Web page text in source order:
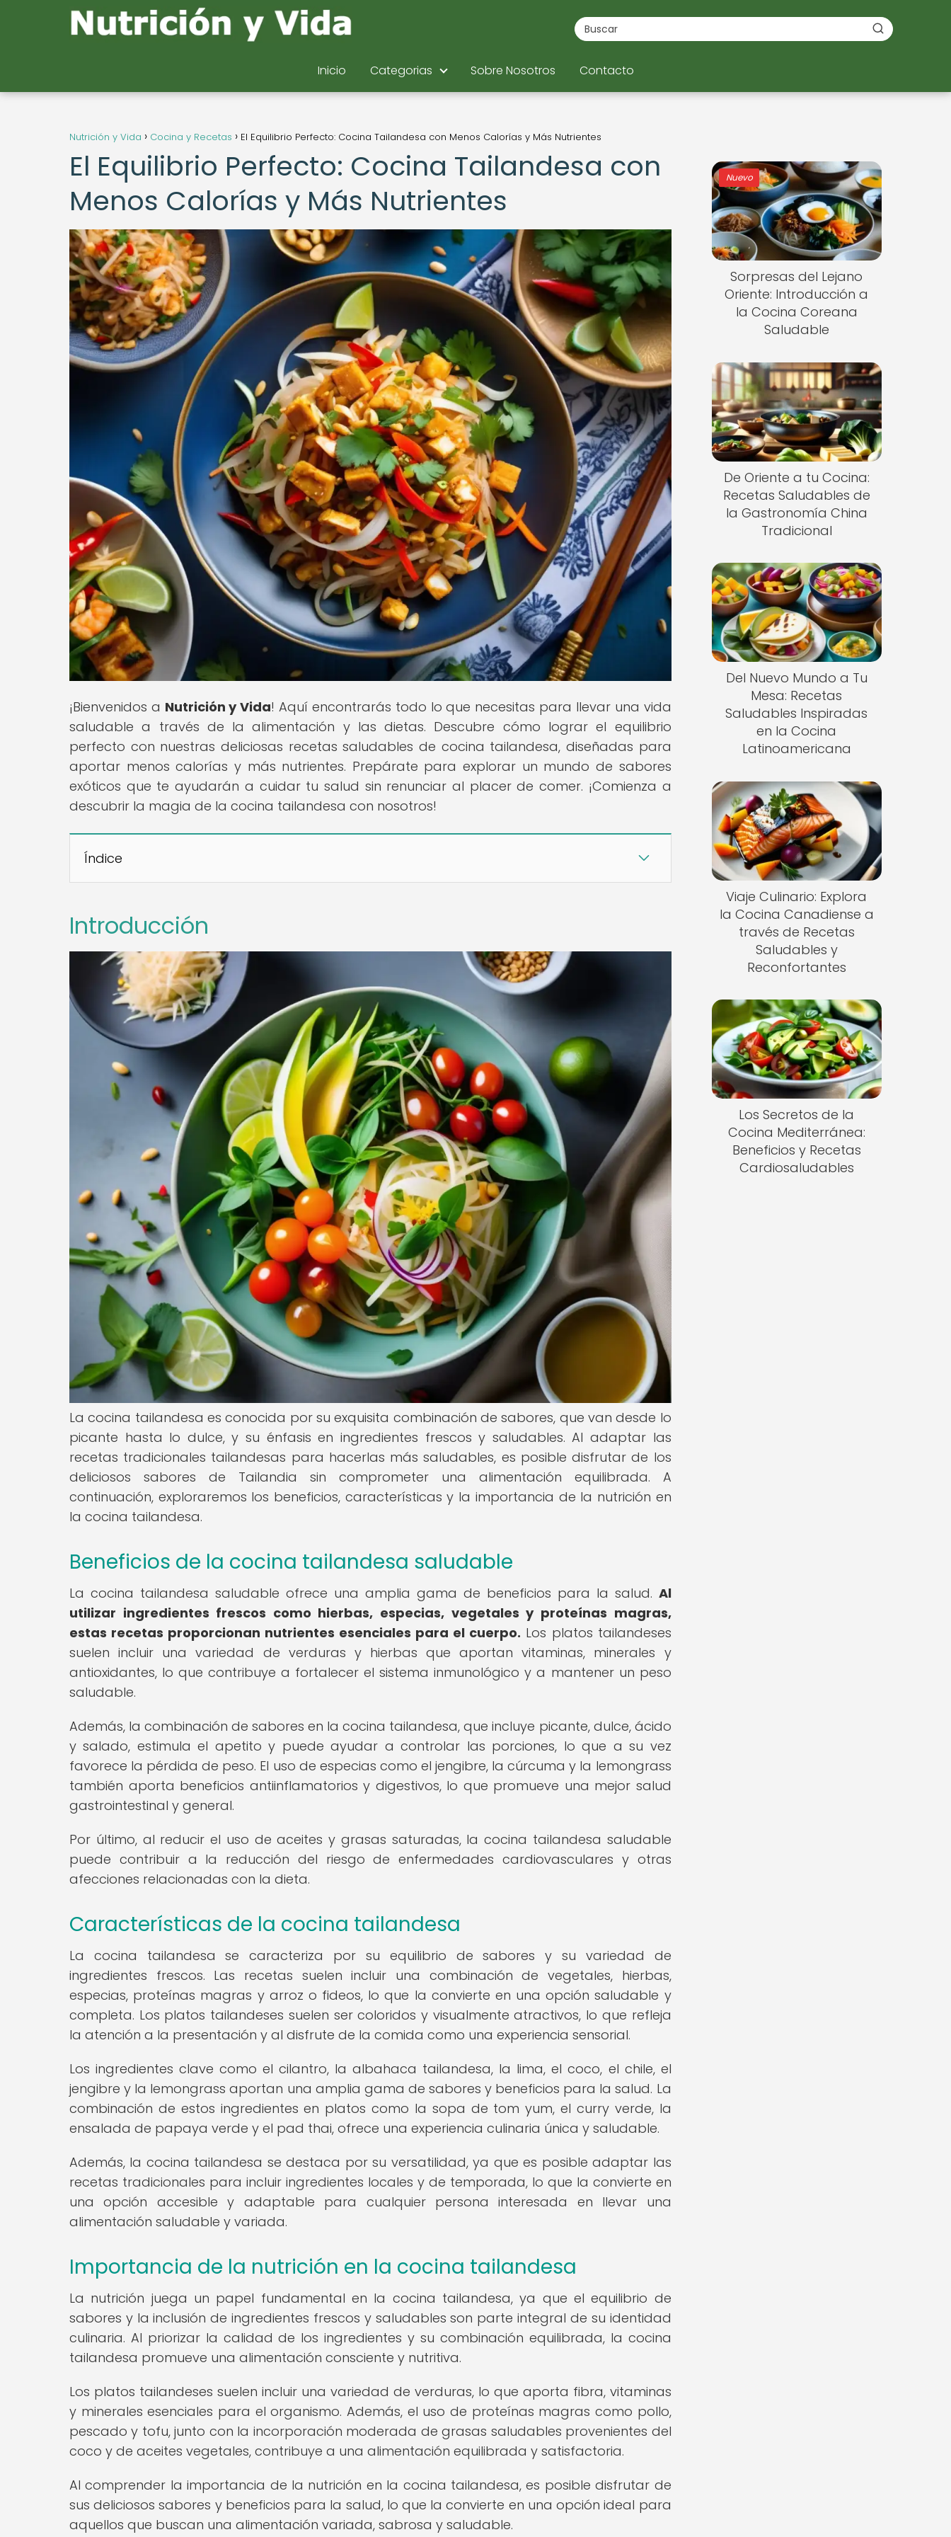
Inicio Categorias Sobre Nosotros Contacto
Nutrición y Vida Cocina y Recetas El Equilibrio Perfecto: Cocina Tailandesa con Menos Calorías y Más Nutrientes
El Equilibrio Perfecto: Cocina Tailandesa con
Menos Calorías y Más Nutrientes
¡Bienvenidos a Nutrición y Vida! Aquí encontrarás todo lo que necesitas para llevar una vida
saludable a través de la alimentación y las dietas. Descubre cómo lograr el equilibrio
perfecto con nuestras deliciosas recetas saludables de cocina tailandesa, diseñadas para
aportar menos calorías y más nutrientes. Prepárate para explorar un mundo de sabores
exóticos que te ayudarán a cuidar tu salud sin renunciar al placer de comer. ¡Comienza a
descubrir la magia de la cocina tailandesa con nosotros!
Índice
Introducción
La cocina tailandesa es conocida por su exquisita combinación de sabores, que van desde lo
picante hasta lo dulce, y su énfasis en ingredientes frescos y saludables. Al adaptar las
recetas tradicionales tailandesas para hacerlas más saludables, es posible disfrutar de los
deliciosos sabores de Tailandia sin comprometer una alimentación equilibrada. A
continuación, exploraremos los beneficios, características y la importancia de la nutrición en
la cocina tailandesa.
Beneficios de la cocina tailandesa saludable
La cocina tailandesa saludable ofrece una amplia gama de beneficios para la salud. Al
utilizar ingredientes frescos como hierbas, especias, vegetales y proteínas magras,
estas recetas proporcionan nutrientes esenciales para el cuerpo. Los platos tailandeses
suelen incluir una variedad de verduras y hierbas que aportan vitaminas, minerales y
antioxidantes, lo que contribuye a fortalecer el sistema inmunológico y a mantener un peso
saludable.
Además, la combinación de sabores en la cocina tailandesa, que incluye picante, dulce, ácido
y salado, estimula el apetito y puede ayudar a controlar las porciones, lo que a su vez
favorece la pérdida de peso. El uso de especias como el jengibre, la cúrcuma y la lemongrass
también aporta beneficios antiinflamatorios y digestivos, lo que promueve una mejor salud
gastrointestinal y general.
Por último, al reducir el uso de aceites y grasas saturadas, la cocina tailandesa saludable
puede contribuir a la reducción del riesgo de enfermedades cardiovasculares y otras
afecciones relacionadas con la dieta.
Características de la cocina tailandesa
La cocina tailandesa se caracteriza por su equilibrio de sabores y su variedad de
ingredientes frescos. Las recetas suelen incluir una combinación de vegetales, hierbas,
especias, proteínas magras y arroz o fideos, lo que la convierte en una opción saludable y
completa. Los platos tailandeses suelen ser coloridos y visualmente atractivos, lo que refleja
la atención a la presentación y al disfrute de la comida como una experiencia sensorial.
Los ingredientes clave como el cilantro, la albahaca tailandesa, la lima, el coco, el chile, el
jengibre y la lemongrass aportan una amplia gama de sabores y beneficios para la salud. La
combinación de estos ingredientes en platos como la sopa de tom yum, el curry verde, la
ensalada de papaya verde y el pad thai, ofrece una experiencia culinaria única y saludable.
Además, la cocina tailandesa se destaca por su versatilidad, ya que es posible adaptar las
recetas tradicionales para incluir ingredientes locales y de temporada, lo que la convierte en
una opción accesible y adaptable para cualquier persona interesada en llevar una
alimentación saludable y variada.
Importancia de la nutrición en la cocina tailandesa
La nutrición juega un papel fundamental en la cocina tailandesa, ya que el equilibrio de
sabores y la inclusión de ingredientes frescos y saludables son parte integral de su identidad
culinaria. Al priorizar la calidad de los ingredientes y su combinación equilibrada, la cocina
tailandesa promueve una alimentación consciente y nutritiva.
Los platos tailandeses suelen incluir una variedad de verduras, lo que aporta fibra, vitaminas
y minerales esenciales para el organismo. Además, el uso de proteínas magras como pollo,
pescado y tofu, junto con la incorporación moderada de grasas saludables provenientes del
coco y de aceites vegetales, contribuye a una alimentación equilibrada y satisfactoria.
Al comprender la importancia de la nutrición en la cocina tailandesa, es posible disfrutar de
sus deliciosos sabores y beneficios para la salud, lo que la convierte en una opción ideal para
aquellos que buscan una alimentación variada, sabrosa y saludable.
Nuevo
Sorpresas del Lejano
Oriente: Introducción a
la Cocina Coreana
Saludable
De Oriente a tu Cocina:
Recetas Saludables de
la Gastronomía China
Tradicional
Del Nuevo Mundo a Tu
Mesa: Recetas
Saludables Inspiradas
en la Cocina
Latinoamericana
Viaje Culinario: Explora
la Cocina Canadiense a
través de Recetas
Saludables y
Reconfortantes
Los Secretos de la
Cocina Mediterránea:
Beneficios y Recetas
Cardiosaludables